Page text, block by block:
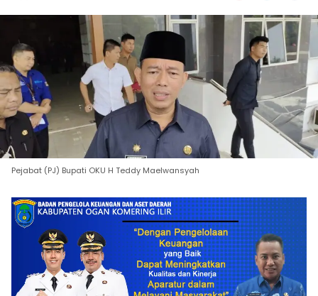
Pejabat (PJ) Bupati OKU H Teddy Maelwansyah